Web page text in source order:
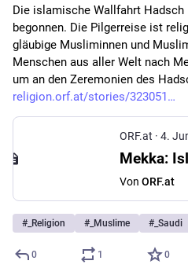
Die islamische Wallfahrt
begonnen. Die Pilgerreise ist
gläubige Musliminnen und
Menschen aus aller Welt nach
um an den Zeremonien des
religion.orf.at/stories/323051
ORF.at · 4.
Von ORF.at
# _Religion # _Muslime # _Saudi
0 1 0